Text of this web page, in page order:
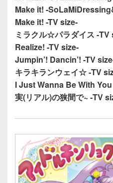
Make it! -
Make it! -TV size-
ミラクル☆パラダイス -TV
Realize! -TV size-
Jumpin’! Dancin’! -TV
キラキランウェイ☆ -TV
I Just Wanna Be With
実(リアル)の狭間で~ -TV